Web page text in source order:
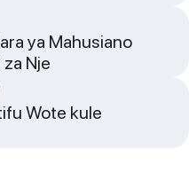
ya Mahusiano
Nje
Wote kule